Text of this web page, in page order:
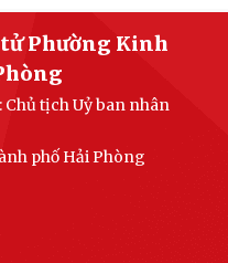
Phường Kinh
tịch Uỷ ban nhân
phố Hải Phòng